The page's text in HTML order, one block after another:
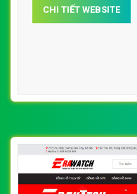
CHI TIẾT WEBSITE